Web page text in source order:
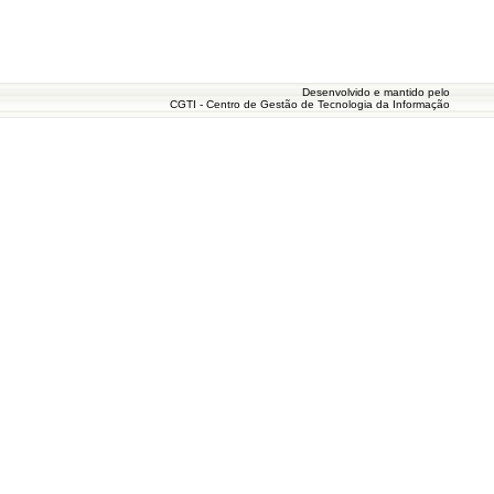
Desenvolvido e mantido pelo
CGTI - Centro de Gestão de Tecnologia da Informação